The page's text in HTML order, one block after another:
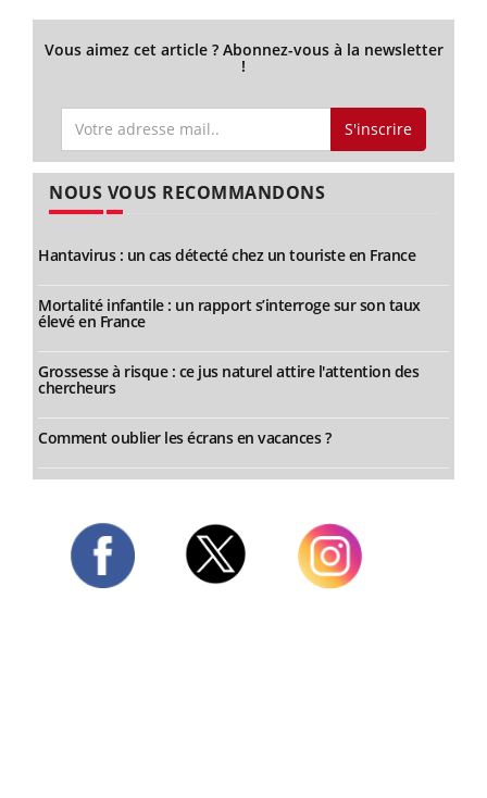
Vous aimez cet article ? Abonnez-vous à la newsletter
!
S'inscrire
NOUS VOUS RECOMMANDONS
Hantavirus : un cas détecté chez un touriste en France
Mortalité infantile : un rapport s’interroge sur son taux
élevé en France
Grossesse à risque : ce jus naturel attire l'attention des
chercheurs
Comment oublier les écrans en vacances ?